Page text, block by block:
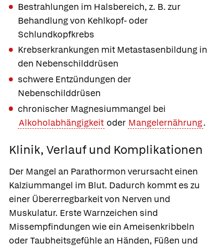
Bestrahlungen im Halsbereich, z. B. zur
Behandlung von Kehlkopf- oder
Schlundkopfkrebs
Krebserkrankungen mit Metastasenbildung in
den Nebenschilddrüsen
schwere Entzündungen der
Nebenschilddrüsen
chronischer Magnesiummangel bei
Alkoholabhängigkeit oder Mangelernährung.
Klinik, Verlauf und Komplikationen
Der Mangel an Parathormon verursacht einen
Kalziummangel im Blut. Dadurch kommt es zu
einer Übererregbarkeit von Nerven und
Muskulatur. Erste Warnzeichen sind
Missempfindungen wie ein Ameisenkribbeln
oder Taubheitsgefühle an Händen, Füßen und